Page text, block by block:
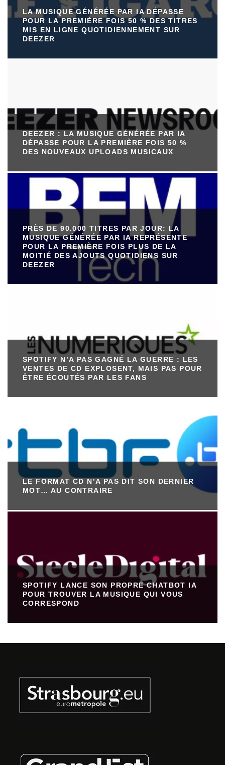
LA MUSIQUE GÉNÉRÉE PAR IA DÉPASSE
POUR LA PREMIÈRE FOIS 50 % DES TITRES
MIS EN LIGNE QUOTIDIENNEMENT SUR
DEEZER
DEEZER : LA MUSIQUE GÉNÉRÉE PAR IA
DÉPASSE POUR LA PREMIÈRE FOIS 50 %
DES NOUVEAUX UPLOADS MUSICAUX
PRÈS DE 90.000 TITRES PAR JOUR: LA
MUSIQUE GÉNÉRÉE PAR IA REPRÉSENTE
POUR LA PREMIÈRE FOIS PLUS DE LA
MOITIÉ DES AJOUTS QUOTIDIENS SUR
DEEZER
SPOTIFY N’A PAS GAGNÉ LA GUERRE : LES
VENTES DE CD EXPLOSENT, MAIS PAS POUR
ÊTRE ÉCOUTÉS PAR LES FANS
LE FORMAT CD N’A PAS DIT SON DERNIER
MOT… AU CONTRAIRE
SPOTIFY LANCE SON PROPRE CHATBOT IA
POUR TROUVER LA MUSIQUE QUI VOUS
CORRESPOND